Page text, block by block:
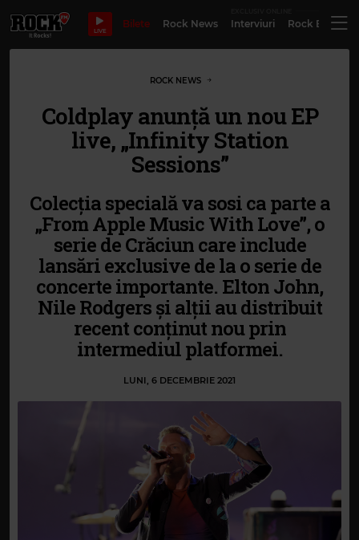
LIVE
Bilete Rock News Interviuri Rock
ROCK NEWS
Coldplay anunță un nou EP
live, „Infinity Station
Sessions”
Colecția specială va sosi ca parte a
„From Apple Music With Love”, o
serie de Crăciun care include
lansări exclusive de la o serie de
concerte importante. Elton John,
Nile Rodgers și alții au distribuit
recent conținut nou prin
intermediul platformei.
LUNI, 6 DECEMBRIE 2021